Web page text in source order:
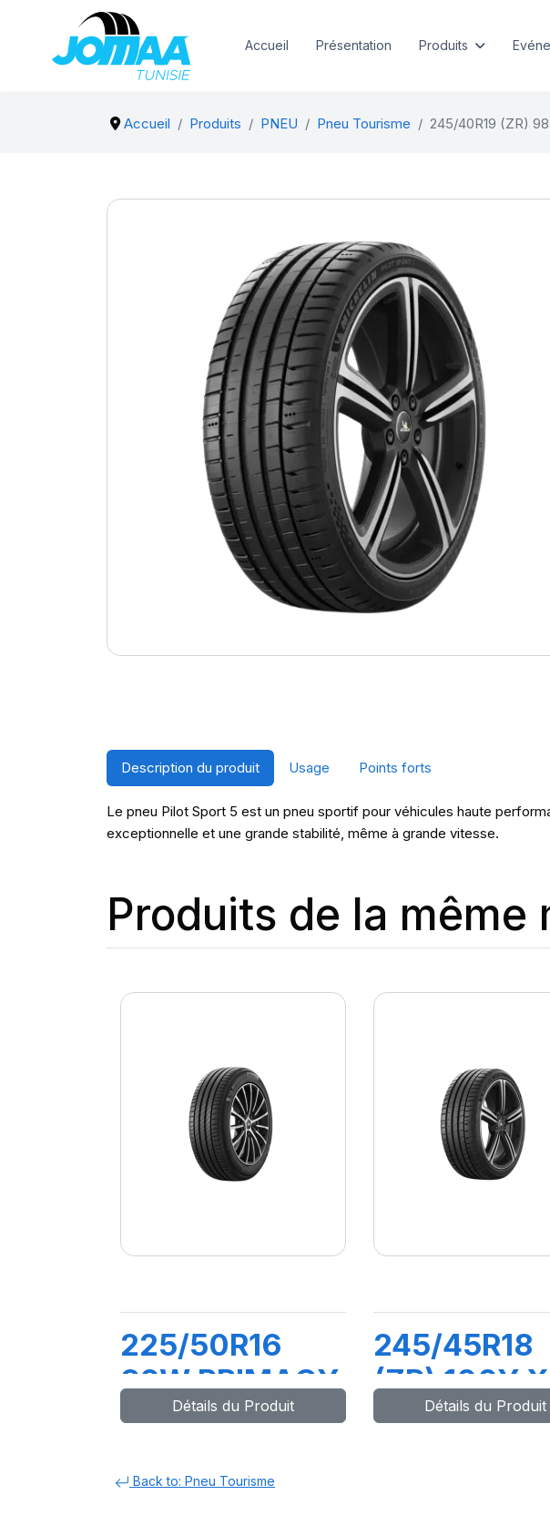
Accueil Présentation Produits
Accueil Produits PNEU Pneu Tourisme 245/40R19 (ZR)
Description du produit Usage Points forts
Le pneu Pilot Sport 5 est un pneu sportif pour véhicules haute
exceptionnelle et une grande stabilité, même à grande vitesse.
Produits de la même
225/50R16
92W PRIMACY
4+
Détails du Produit
245/45R18
(ZR) 100Y
PILOTDétails du Produit
Back to: Pneu Tourisme